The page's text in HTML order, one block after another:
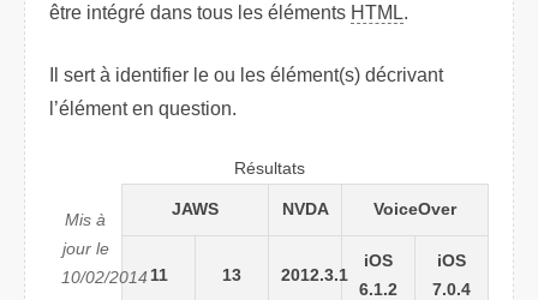
être intégré dans tous les éléments HTML.
Il sert à identifier le ou les élément(s) décrivant
l’élément en question.
Résultats
Mis à
jour le
10/02/2014
JAWS NVDA VoiceOver
11 13 2012.3.1
iOS
6.1.2
iOS
7.0.4